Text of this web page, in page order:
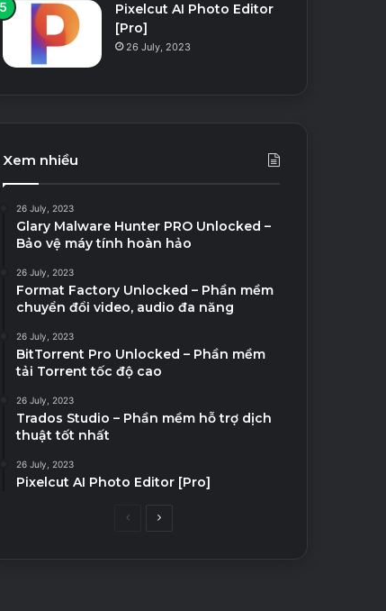
Pixelcut AI Photo Editor
[Pro]
26 July, 2023
Xem nhiều
26 July, 2023
Glary Malware Hunter PRO Unlocked –
Bảo vệ máy tính hoàn hảo
26 July, 2023
Format Factory Unlocked – Phần mềm
chuyển đổi video, audio đa năng
26 July, 2023
BitTorrent Pro Unlocked – Phần mềm
tải Torrent tốc độ cao
26 July, 2023
Trados Studio – Phần mềm hỗ trợ dịch
thuật tốt nhất
26 July, 2023
Pixelcut AI Photo Editor [Pro]
PreviousNext